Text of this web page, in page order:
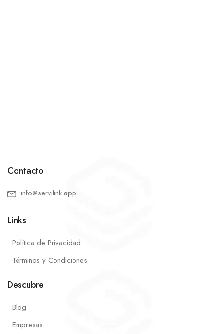
Contacto
info@servilink.app
Links
Política de Privacidad
Términos y Condiciones
Descubre
Blog
Empresas